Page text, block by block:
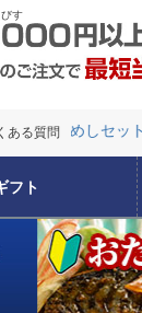
す
ある質問
おためしセット
おためしセット
フト